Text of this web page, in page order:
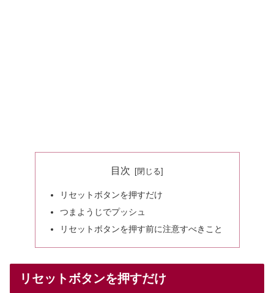
目次
リセットボタンを押すだけ
つまようじでプッシュ
リセットボタンを押す前に注意すべきこと
リセットボタンを押すだけ